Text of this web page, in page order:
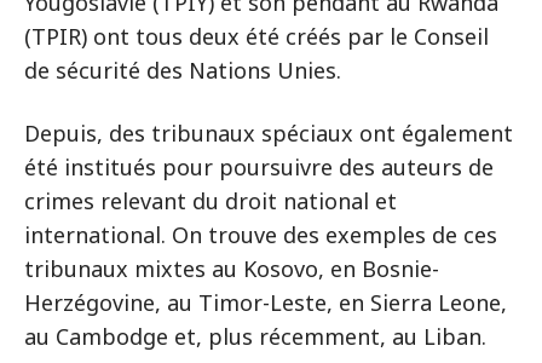
(TPIR) ont tous deux été créés par le Conseil
de sécurité des Nations Unies.
Depuis, des tribunaux spéciaux ont également
été institués pour poursuivre des auteurs de
crimes relevant du droit national et
international. On trouve des exemples de ces
tribunaux mixtes au Kosovo, en Bosnie-
Herzégovine, au Timor-Leste, en Sierra Leone,
au Cambodge et, plus récemment, au Liban.